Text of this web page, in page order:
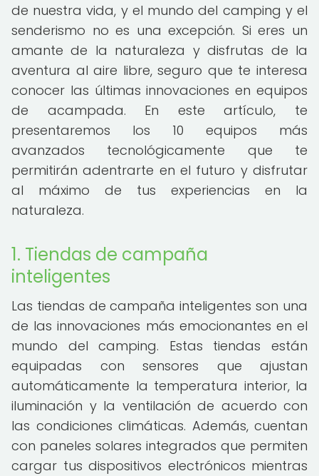
de nuestra vida, y el mundo del camping y el
senderismo no es una excepción. Si eres un
amante de la naturaleza y disfrutas de la
aventura al aire libre, seguro que te interesa
conocer las últimas innovaciones en equipos
de acampada. En este artículo, te
presentaremos los 10 equipos más
avanzados tecnológicamente que te
permitirán adentrarte en el futuro y disfrutar
al máximo de tus experiencias en la
naturaleza.
1. Tiendas de campaña
inteligentes
Las tiendas de campaña inteligentes son una
de las innovaciones más emocionantes en el
mundo del camping. Estas tiendas están
equipadas con sensores que ajustan
automáticamente la temperatura interior, la
iluminación y la ventilación de acuerdo con
las condiciones climáticas. Además, cuentan
con paneles solares integrados que permiten
cargar tus dispositivos electrónicos mientras